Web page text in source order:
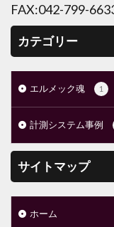
FAX:042-799-
カテゴリー
エルメック魂 1
計測システム事例
サイトマップ
ホーム